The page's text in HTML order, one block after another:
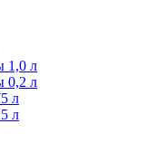
1,0 л
0,2 л
л
л